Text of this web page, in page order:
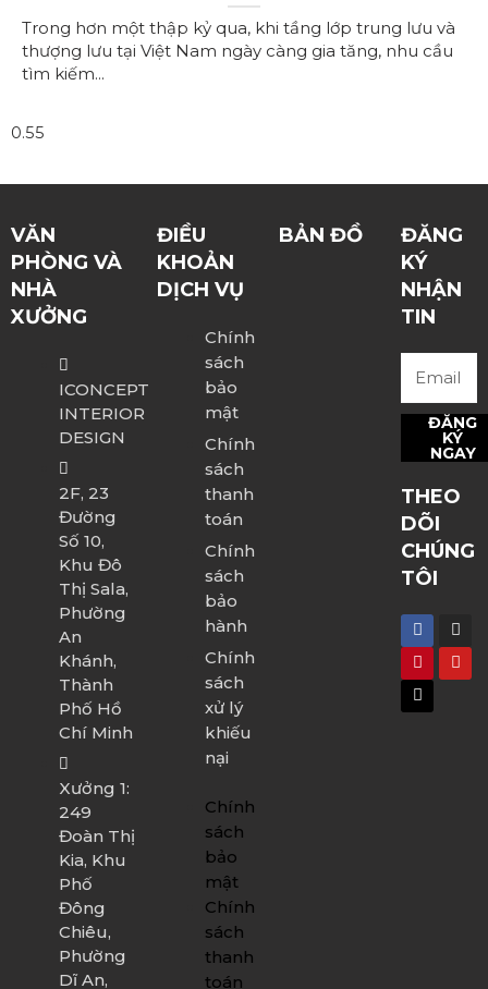
Trong hơn một thập kỷ qua, khi tầng lớp trung lưu và
thượng lưu tại Việt Nam ngày càng gia tăng, nhu cầu
tìm kiếm
VĂN
PHÒNG VÀ
NHÀ
XƯỞNG
ICONCEPT
INTERIOR
DESIGN
2F, 23
Đường
Số 10,
Khu Đô
Thị Sala,
Phường
An
Khánh,
Thành
Phố Hồ
Chí Minh
Xưởng 1:
249
Đoàn Thị
Kia, Khu
Phố
Đông
Chiêu,
Phường
Dĩ An,
ĐIỀU
KHOẢN
DỊCH VỤ
Chính
sách
bảo
mật
Chính
sách
thanh
toán
Chính
sách
bảo
hành
Chính
sách
xử lý
khiếu
nại
Chính
sách
bảo
mật
Chính
sách
thanh
toán
BẢN ĐỒ
ĐĂNG
KÝ
NHẬN
TIN
ĐĂNG
KÝ
NGAY
THEO
DÕI
CHÚNG
TÔI